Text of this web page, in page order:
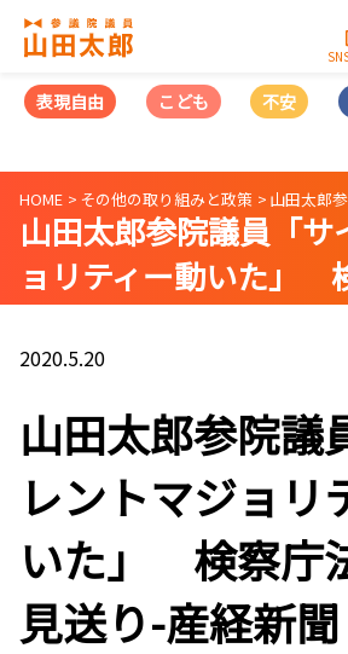
表現自由 こども 不安
HOME その他の取り組みと政策 山田太郎
山田太郎参院議員「サ
ョリティー動いた」
案見送り-産経新聞
2020.5.20
山田太郎参院議
レントマジョリ
いた」 検察庁
見送り-産経新聞